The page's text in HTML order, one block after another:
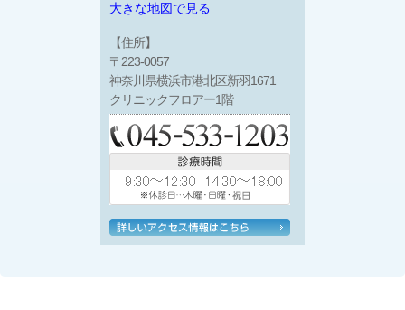
大きな地図で見る
【住所】
〒223-0057
神奈川県横浜市港北区新羽1671
クリニックフロアー1階